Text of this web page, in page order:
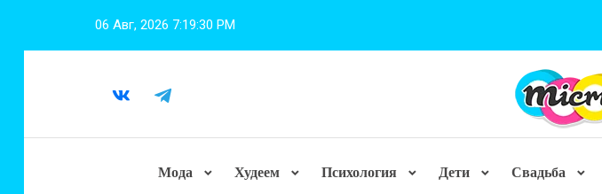
06 Авг, 2026 7:19:32 PM
Мода Худеем Психология Дети Свадьба